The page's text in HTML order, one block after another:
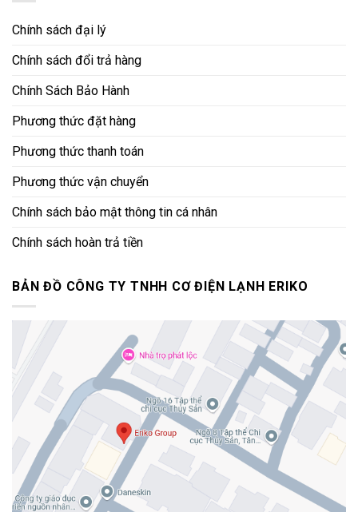
Chính sách đại lý
Chính sách đổi trả hàng
Chính Sách Bảo Hành
Phương thức đặt hàng
Phương thức thanh toán
Phương thức vận chuyển
Chính sách bảo mật thông tin cá nhân
Chính sách hoàn trả tiền
BẢN ĐỒ CÔNG TY TNHH CƠ ĐIỆN LẠNH ERIKO